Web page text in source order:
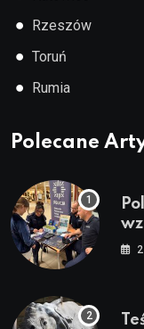
● Rzeszów
● Toruń
● Rumia
Polecane